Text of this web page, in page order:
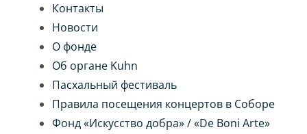
Контакты
Новости
О фонде
Об органе Kuhn
Пасхальный фестиваль
Правила посещения концертов в Соборе
Фонд «Искусство добра» / «De Boni Arte»